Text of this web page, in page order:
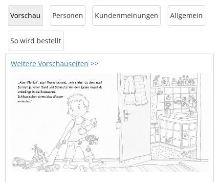
Vorschau Personen Kundenmeinungen Allgemein
So wird bestellt
Weitere Vorschauseiten >>